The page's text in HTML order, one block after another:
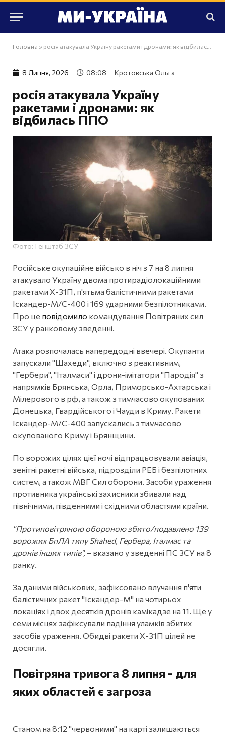
Головна » росія атакувала Україну ракетами і дронами: як відбилась ППО
8 Липня, 2026 08:08 Кротовська Ольга
росія атакувала Україну
ракетами і дронами: як
відбилась ППО
Фото: Генштаб ЗСУ
Російське окупаційне військо в ніч з 7 на 8 липня
атакувало Україну двома протирадіолокаційними
ракетами Х-31П, п'ятьма балістичними ракетами
Іскандер-М/С-400 і 169 ударними безпілотниками.
Про це повідомило командування Повітряних сил
ЗСУ у ранковому зведенні.
Атака розпочалась напередодні ввечері. Окупанти
запускали "Шахеди", включно з реактивним,
"Гербери", "Італмаси" і дрони-імітатори "Пародія" з
напрямків Брянська, Орла, Приморсько-Ахтарська і
Мілерового в рф, а також з тимчасово окупованих
Донецька, Гвардійського і Чауди в Криму. Ракети
Іскандер-М/С-400 запускались з тимчасово
окупованого Криму і Брянщини.
По ворожих цілях цієї ночі відпрацьовували авіація,
зенітні ракетні війська, підрозділи РЕБ і безпілотних
систем, а також МВГ Сил оборони. Засоби ураження
противника українські захисники збивали над
північними, південними і східними областями країни.
"Протиповітряною обороною збито/подавлено 139
ворожих БпЛА типу Shahed, Гербера, Італмас та
дронів інших типів", – вказано у зведенні ПС ЗСУ на 8
ранку.
За даними військових, зафіксовано влучання п'яти
балістичних ракет "Іскандер-М" на чотирьох
локаціях і двох десятків дронів камікадзе на 11. Ще у
семи місцях зафіксували падіння уламків збитих
засобів ураження. Обидві ракети Х-31П цілей не
досягли.
Повітряна тривога 8 липня - для
яких областей є загроза
Станом на 8:12 "червоними" на карті залишаються